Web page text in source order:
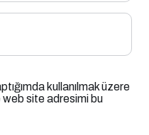
kullanılmak üzere
web site adresimi bu